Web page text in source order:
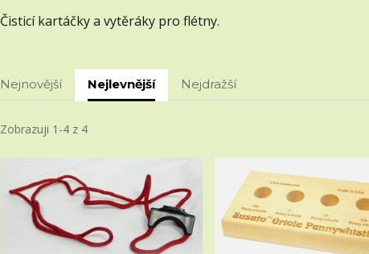
Čisticí kartáčky a vytěráky pro flétny.
Nejnovější Nejlevnější Nejdražší
Zobrazuji 1-4 z 4